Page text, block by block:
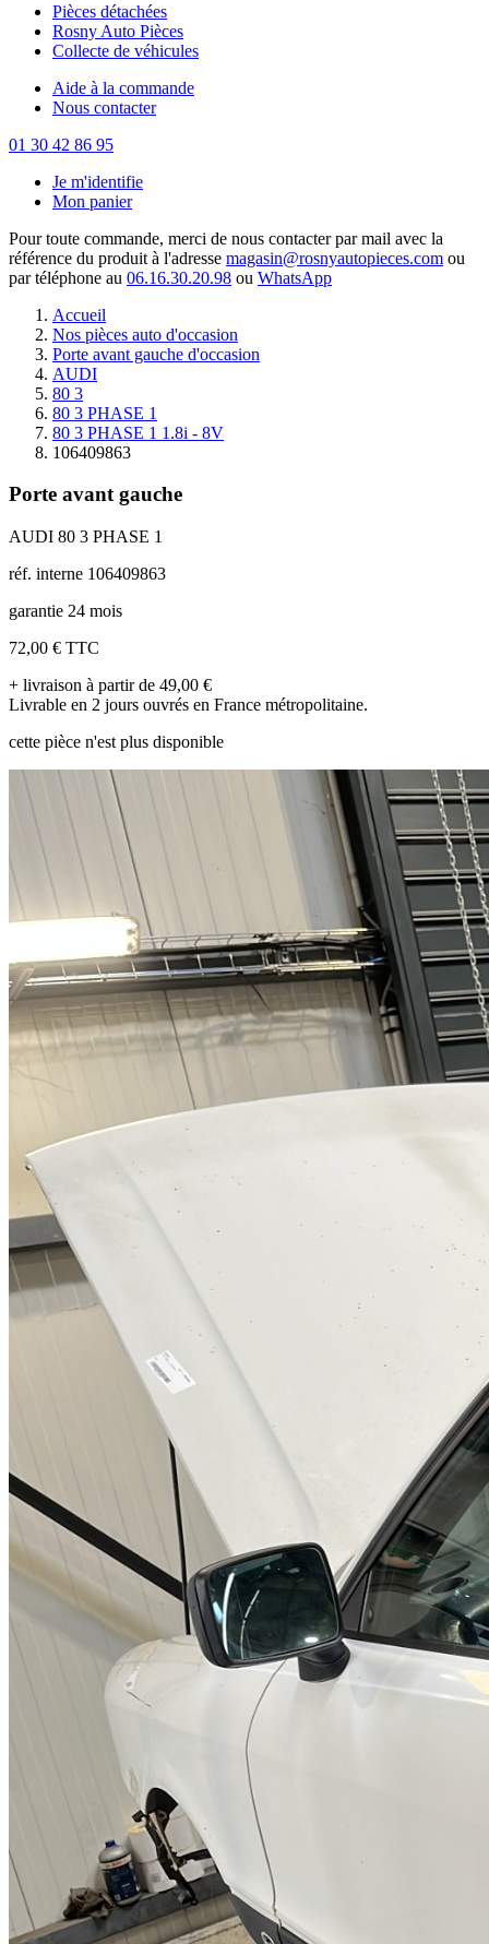
Pièces détachées
Rosny Auto Pièces
Collecte de véhicules
Aide à la commande
Nous contacter
01 30 42 86 95
Je m'identifie
Mon panier
Pour toute commande, merci de nous contacter par mail avec la
référence du produit à l'adresse magasin@rosnyautopieces.com ou
par téléphone au 06.16.30.20.98 ou WhatsApp
Accueil
Nos pièces auto d'occasion
Porte avant gauche d'occasion
AUDI
80 3
80 3 PHASE 1
80 3 PHASE 1 1.8i - 8V
106409863
Porte avant gauche
AUDI 80 3 PHASE 1
réf. interne 106409863
garantie 24 mois
72,00 € TTC
+ livraison à partir de 49,00 €
Livrable en 2 jours ouvrés en France métropolitaine.
cette pièce n'est plus disponible